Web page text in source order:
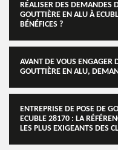
RÉALISER DES DEMANDES
GOUTTIÈRE EN ALU À
BÉNÉFICES ?
AVANT DE VOUS ENGAGER
GOUTTIÈRE EN ALU,
ENTREPRISE DE POSE DE
ECUBLE 28170 : LA
LES PLUS EXIGEANTS DES